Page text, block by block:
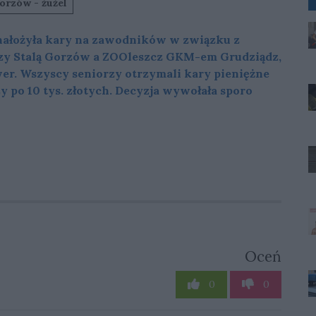
- żużel
kary na zawodników w związku z
Stalą Gorzów a ZOOleszcz GKM-em Grudziądz,
Wszyscy seniorzy otrzymali kary pieniężne
10 tys. złotych. Decyzja wywołała sporo
Oceń
0 0